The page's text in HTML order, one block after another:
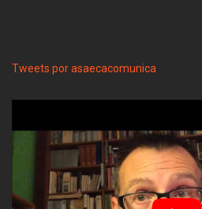
Tweets por asaecacomunica